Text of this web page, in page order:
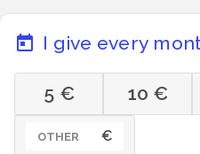
I give every
5 € 10 €
OTHER €